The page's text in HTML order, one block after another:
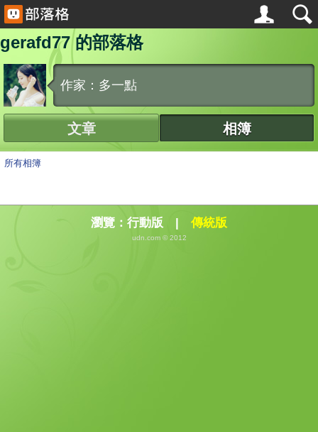
gerafd77 的部落格
作家：多一點
文章 相簿
所有相簿
瀏覽： 行動版 | 傳統版
udn.com © 2012